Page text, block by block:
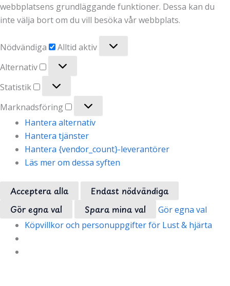
webbplatsens grundläggande funktioner. Dessa kan du
inte välja bort om du vill besöka vår webbplats.
Nödvändiga
Alltid aktiv
Alternativ
Statistik
Marknadsföring
Hantera alternativ
Hantera tjänster
Hantera {vendor_count}-leverantörer
Läs mer om dessa syften
Acceptera alla
Endast nödvändiga
Gör egna val
Spara mina val
Gör egna val
Köpvillkor och personuppgifter för Lust & hjärta